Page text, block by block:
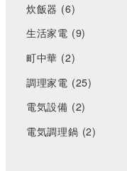
炊飯器 (6)
生活家電 (9)
町中華 (2)
調理家電 (25)
電気設備 (2)
電気調理鍋 (2)